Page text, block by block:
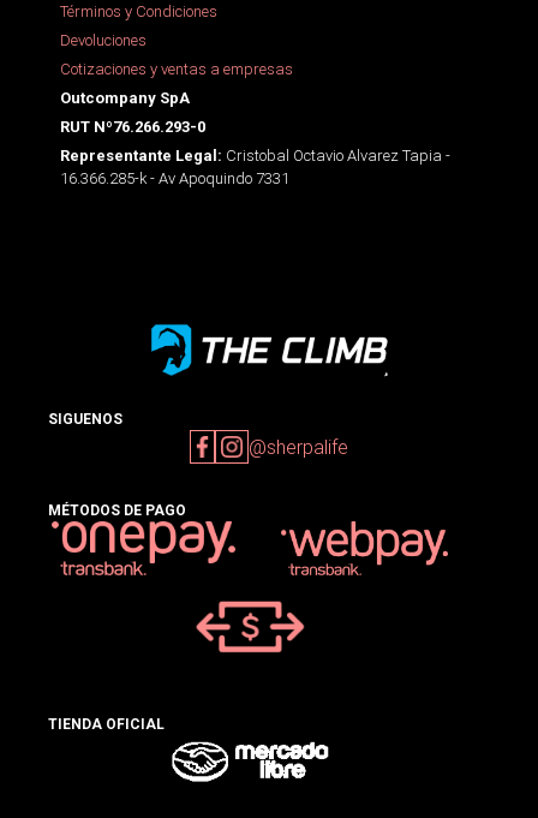
Términos y Condiciones
Devoluciones
Cotizaciones y ventas a empresas
Outcompany SpA
RUT Nº76.266.293-0
Representante Legal: Cristobal Octavio Alvarez Tapia -
16.366.285-k - Av Apoquindo 7331
SIGUENOS
@sherpalife
MÉTODOS DE PAGO
TIENDA OFICIAL